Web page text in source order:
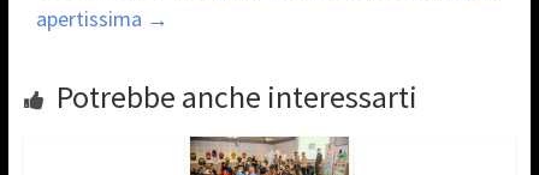
apertissima →
Potrebbe anche interessarti